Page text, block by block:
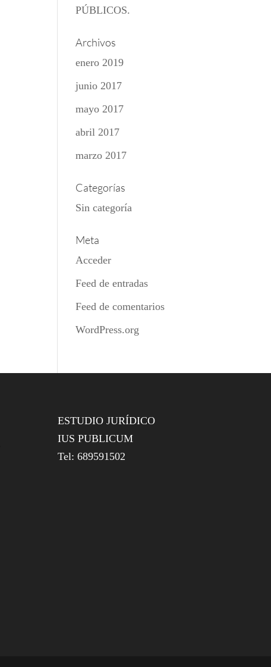
PÚBLICOS.
Archivos
enero 2019
junio 2017
mayo 2017
abril 2017
marzo 2017
Categorías
Sin categoría
Meta
Acceder
Feed de entradas
Feed de comentarios
WordPress.org
ESTUDIO JURÍDICO
IUS PUBLICUM
Tel: 689591502